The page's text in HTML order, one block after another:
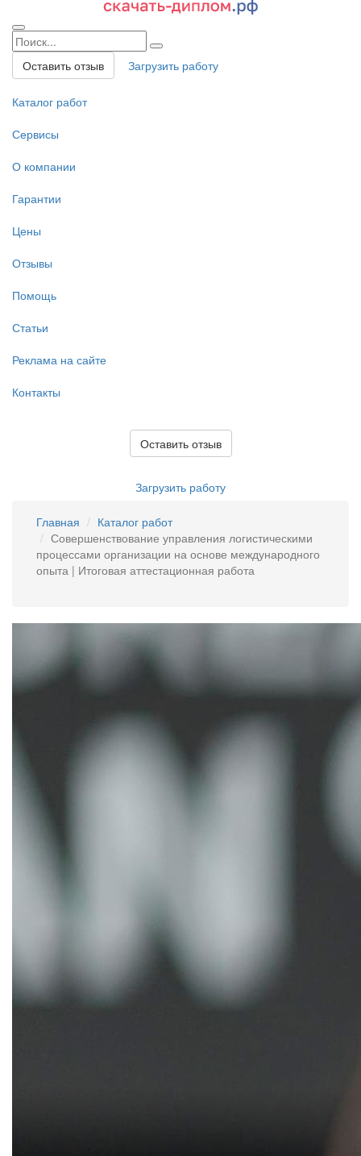
Оставить отзыв Загрузить работу
Каталог работ
Сервисы
О компании
Гарантии
Цены
Отзывы
Помощь
Статьи
Реклама на сайте
Контакты
Оставить отзыв
Загрузить работу
Главная
Каталог работ
Совершенствование управления логистическими
процессами организации на основе международного
опыта | Итоговая аттестационная работа